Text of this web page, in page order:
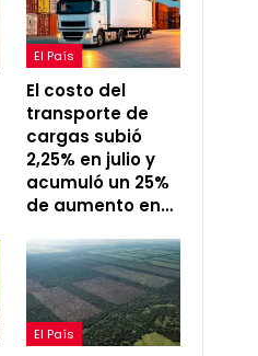
El País
El costo del
transporte de
cargas subió
2,25% en julio y
acumuló un 25%
de aumento en…
El País